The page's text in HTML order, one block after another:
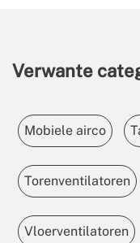
Verwante
Mobiele airco
Torenventilatoren
Vloerventilatoren